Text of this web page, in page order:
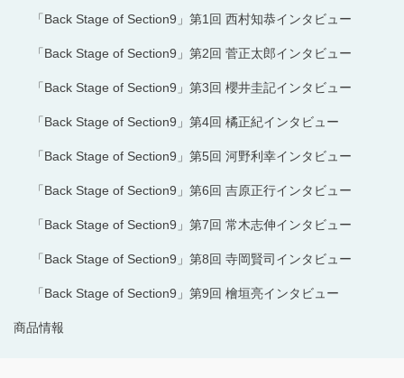
「Back Stage of Section9」第1回 西村知恭インタビュー
「Back Stage of Section9」第2回 菅正太郎インタビュー
「Back Stage of Section9」第3回 櫻井圭記インタビュー
「Back Stage of Section9」第4回 橘正紀インタビュー
「Back Stage of Section9」第5回 河野利幸インタビュー
「Back Stage of Section9」第6回 吉原正行インタビュー
「Back Stage of Section9」第7回 常木志伸インタビュー
「Back Stage of Section9」第8回 寺岡賢司インタビュー
「Back Stage of Section9」第9回 檜垣亮インタビュー
商品情報